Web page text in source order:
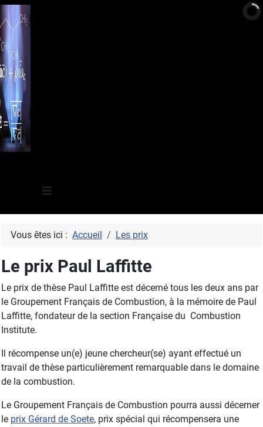
≡
Vous êtes ici : Accueil Les prix
Le prix Paul Laffitte
Le prix de thèse Paul Laffitte est décerné tous les deux ans par
le Groupement Français de Combustion, à la mémoire de Paul
Laffitte, fondateur de la section Française du Combustion
Institute.
Il récompense un(e) jeune chercheur(se) ayant effectué un
travail de thèse particulièrement remarquable dans le domaine
de la combustion.
Le Groupement Français de Combustion pourra aussi décerner
le prix Gérard de Soete, prix spécial qui récompensera une